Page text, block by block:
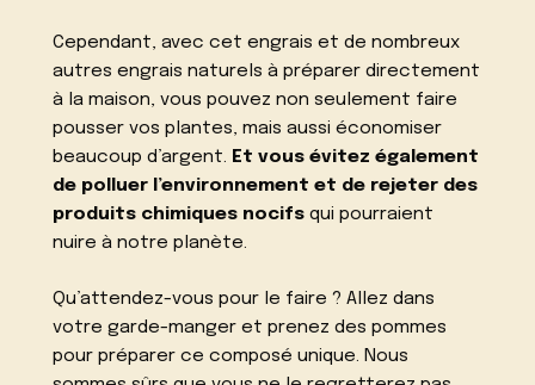
Cependant, avec cet engrais et de nombreux
autres engrais naturels à préparer directement
à la maison, vous pouvez non seulement faire
pousser vos plantes, mais aussi économiser
beaucoup d’argent. Et vous évitez également
de polluer l’environnement et de rejeter des
produits chimiques nocifs qui pourraient
nuire à notre planète.
Qu’attendez-vous pour le faire ? Allez dans
votre garde-manger et prenez des pommes
pour préparer ce composé unique. Nous